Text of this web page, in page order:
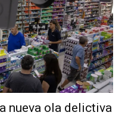
nueva ola delictiva